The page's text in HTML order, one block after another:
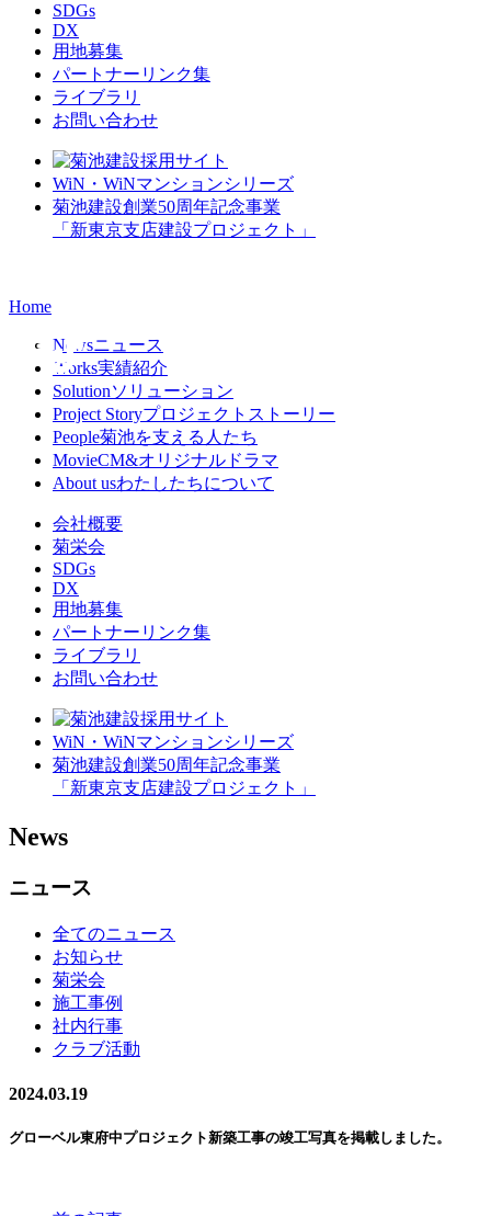
SDGs
DX
用地募集
パートナーリンク集
ライブラリ
お問い合わせ
WiN・WiNマンションシリーズ
菊池建設創業50周年記念事業
「新東京支店建設プロジェクト」
Home
Newsニュース
Works実績紹介
Solutionソリューション
Project Storyプロジェクトストーリー
People菊池を支える人たち
MovieCM&オリジナルドラマ
About usわたしたちについて
会社概要
菊栄会
SDGs
DX
用地募集
パートナーリンク集
ライブラリ
お問い合わせ
WiN・WiNマンションシリーズ
菊池建設創業50周年記念事業
「新東京支店建設プロジェクト」
News
ニュース
全てのニュース
お知らせ
菊栄会
施工事例
社内行事
クラブ活動
2024.03.19
グローベル東府中プロジェクト新築工事の竣工写真を掲載しました。